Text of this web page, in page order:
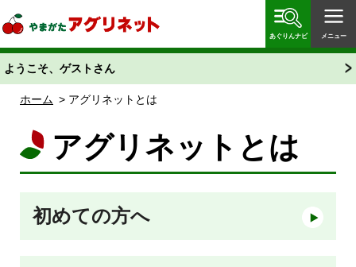
「あぐりん」
あぐりんナビ メニュー
ようこそ、ゲストさん
ホーム > アグリネットとは
アグリネットとは
初めての方へ